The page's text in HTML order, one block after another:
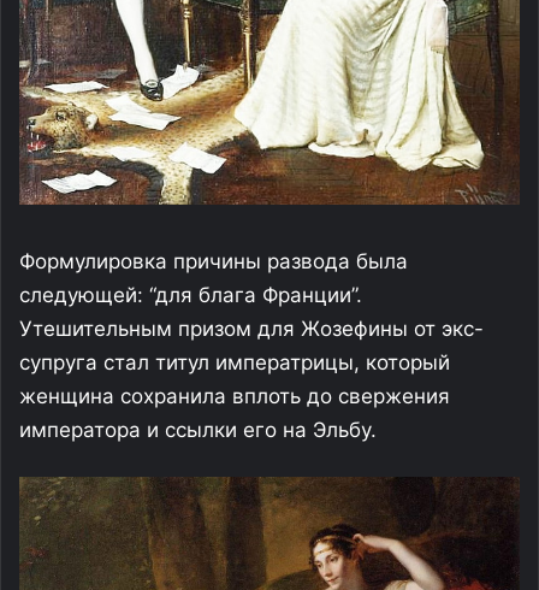
Формулировка причины развода была
следующей: “для блага Франции”.
Утешительным призом для Жозефины от экс-
супруга стал титул императрицы, который
женщина сохранила вплоть до свержения
императора и ссылки его на Эльбу.